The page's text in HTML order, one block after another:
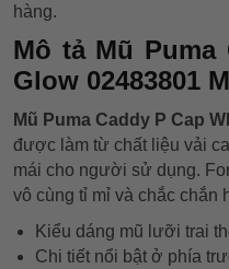
hàng.
Mô tả Mũ Puma
Glow 02483801
Mũ Puma Caddy P Cap
được làm từ chất liệu vải
mái cho người sử dụng.
vô cùng tỉ mỉ và chắc chắn
Kiểu dáng mũ lưỡi trai
Chi tiết nổi bật ở phía